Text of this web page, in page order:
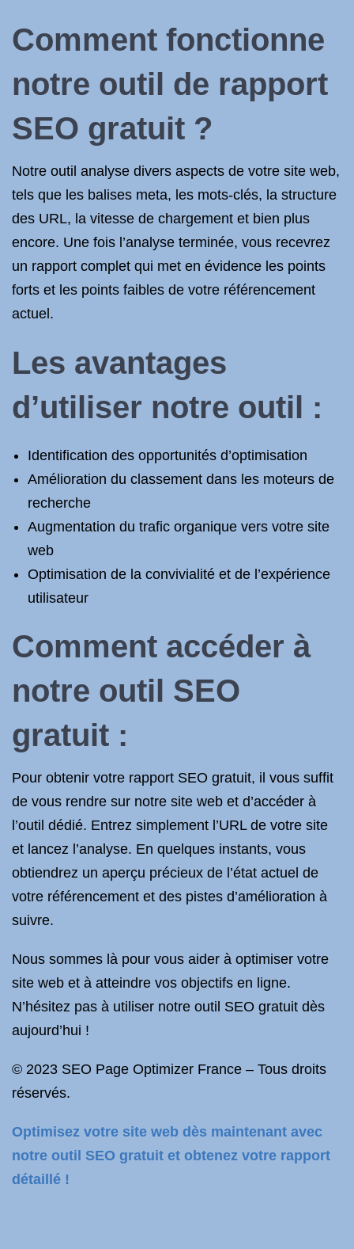
Comment fonctionne
notre outil de rapport
SEO gratuit ?
Notre outil analyse divers aspects de votre site web,
tels que les balises meta, les mots-clés, la structure
des URL, la vitesse de chargement et bien plus
encore. Une fois l’analyse terminée, vous recevrez
un rapport complet qui met en évidence les points
forts et les points faibles de votre référencement
actuel.
Les avantages
d’utiliser notre outil :
Identification des opportunités d’optimisation
Amélioration du classement dans les moteurs de
recherche
Augmentation du trafic organique vers votre site
web
Optimisation de la convivialité et de l’expérience
utilisateur
Comment accéder à
notre outil SEO
gratuit :
Pour obtenir votre rapport SEO gratuit, il vous suffit
de vous rendre sur notre site web et d’accéder à
l’outil dédié. Entrez simplement l’URL de votre site
et lancez l’analyse. En quelques instants, vous
obtiendrez un aperçu précieux de l’état actuel de
votre référencement et des pistes d’amélioration à
suivre.
Nous sommes là pour vous aider à optimiser votre
site web et à atteindre vos objectifs en ligne.
N’hésitez pas à utiliser notre outil SEO gratuit dès
aujourd’hui !
© 2023 SEO Page Optimizer France – Tous droits
réservés.
Optimisez votre site web dès maintenant avec
notre outil SEO gratuit et obtenez votre rapport
détaillé !